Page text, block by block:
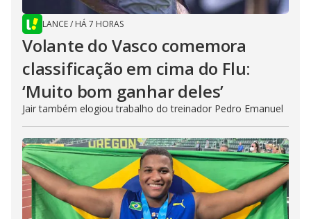
LANCE/ HÁ 7 HORAS
Volante do Vasco comemora
classificação em cima do Flu:
‘Muito bom ganhar deles’
Jair também elogiou trabalho do treinador Pedro Emanuel